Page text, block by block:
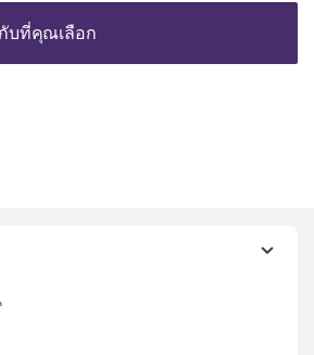
บที่คุณเลือก